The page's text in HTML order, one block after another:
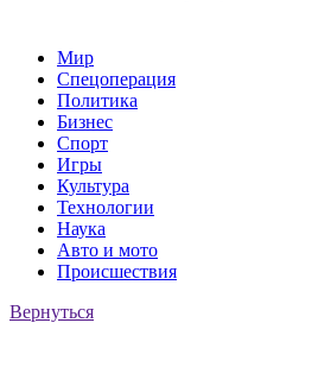
Мир
Спецоперация
Политика
Бизнес
Спорт
Игры
Культура
Технологии
Наука
Авто и мото
Происшествия
Вернуться